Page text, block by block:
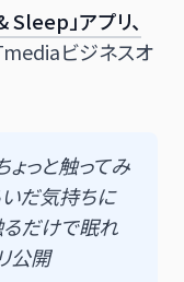
」アプリ、
ビジネスオ
っと触ってみ
だ気持ちに
るだけで眠れ
公開